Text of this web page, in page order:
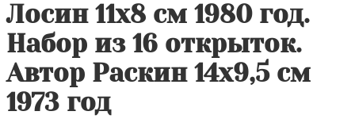
Лосин 11х8 см 1980 год.
Набор из 16 открыток.
Автор Раскин 14х9,5 см
1973 год